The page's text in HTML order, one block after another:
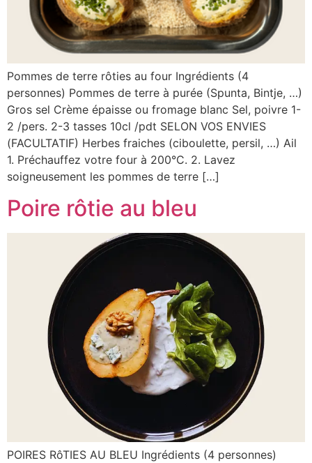
Pommes de terre rôties au four Ingrédients (4
personnes) Pommes de terre à purée (Spunta, Bintje, …)
Gros sel Crème épaisse ou fromage blanc Sel, poivre 1-
2 /pers. 2-3 tasses 10cl /pdt SELON VOS ENVIES
(FACULTATIF) Herbes fraiches (ciboulette, persil, …) Ail
1. Préchauffez votre four à 200°C. 2. Lavez
soigneusement les pommes de terre […]
Poire rôtie au bleu
POIRES RôTIES AU BLEU Ingrédients (4 personnes)